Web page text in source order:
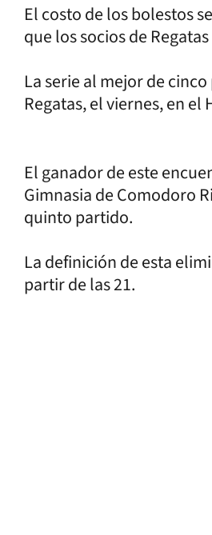
El costo de los bolestos
que los socios de
La serie al mejor de
Regatas, el viernes, en el
El ganador de este
Gimnasia de Comodoro
quinto partido.
La definición de esta
partir de las 21.